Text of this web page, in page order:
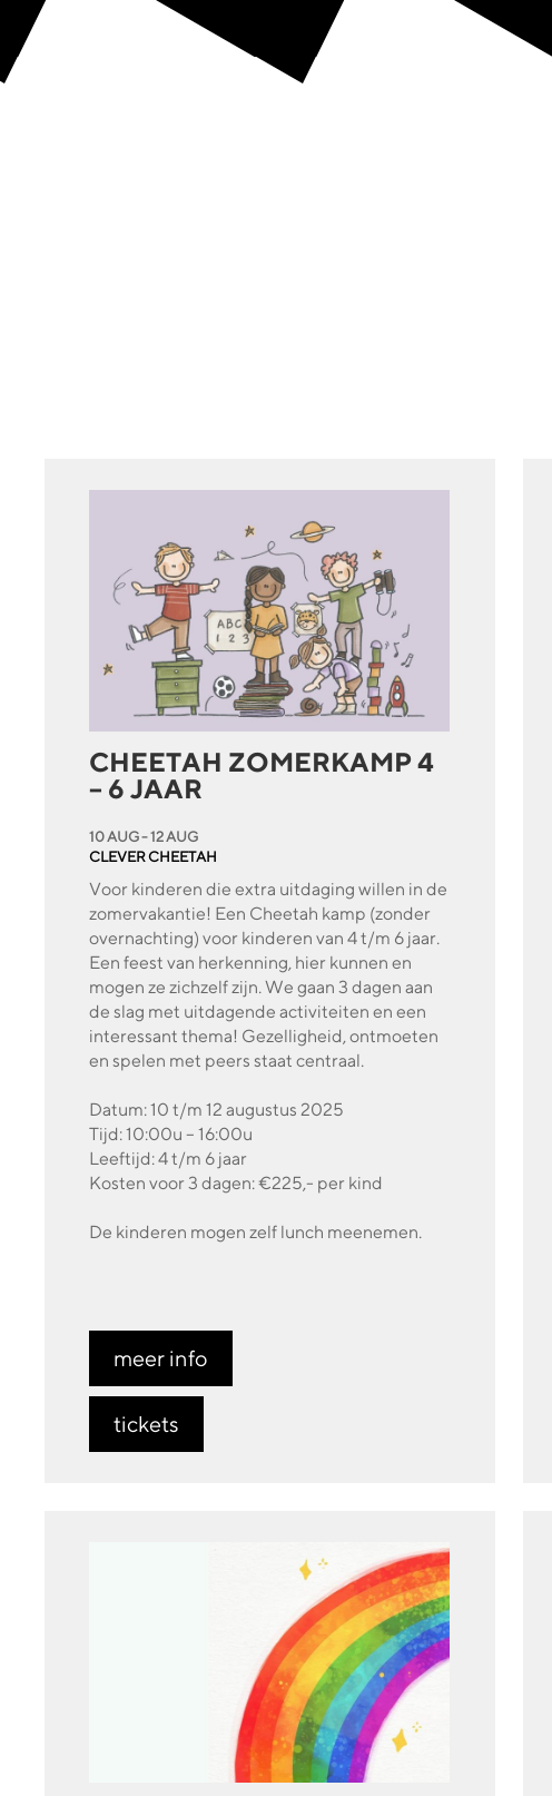
CHEETAH ZOMERKAMP 4
– 6 JAAR
10 AUG - 12 AUG
CLEVER CHEETAH
Voor kinderen die extra uitdaging willen in de
zomervakantie! Een Cheetah kamp (zonder
overnachting) voor kinderen van 4 t/m 6 jaar.
Een feest van herkenning, hier kunnen en
mogen ze zichzelf zijn. We gaan 3 dagen aan
de slag met uitdagende activiteiten en een
interessant thema! Gezelligheid, ontmoeten
en spelen met peers staat centraal.
Datum: 10 t/m 12 augustus 2025
Tijd: 10:00u – 16:00u
Leeftijd: 4 t/m 6 jaar
Kosten voor 3 dagen: €225,- per kind
De kinderen mogen zelf lunch meenemen.
meer info
tickets